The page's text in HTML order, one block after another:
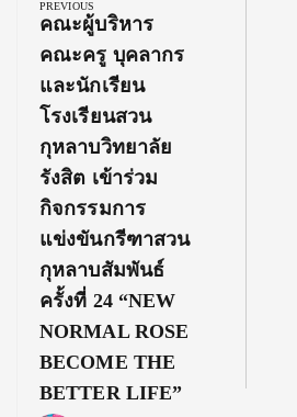
PREVIOUS
Previous
Post:
คณะผู้บริหาร
คณะครู บุคลากร
และนักเรียน
โรงเรียนสวน
กุหลาบวิทยาลัย
รังสิต เข้าร่วม
กิจกรรมการ
แข่งขันกรีฑาสวน
กุหลาบสัมพันธ์
ครั้งที่ 24 “NEW
NORMAL ROSE
BECOME THE
BETTER LIFE”